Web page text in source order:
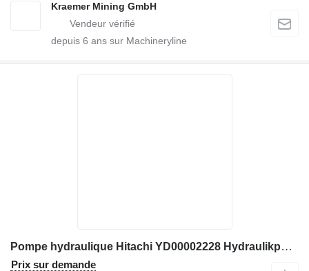
Kraemer Mining GmbH
depuis 6 ans sur Machineryline
Pompe hydraulique Hitachi YD00002228 Hydraulikpumpe K7SP36/K7V28, 4666665, YD00013054, 466 pour excavateur Hitachi ZX75US-5, ZX85USB-5A, ZX85-5, ZX85USB-6
Prix sur demande